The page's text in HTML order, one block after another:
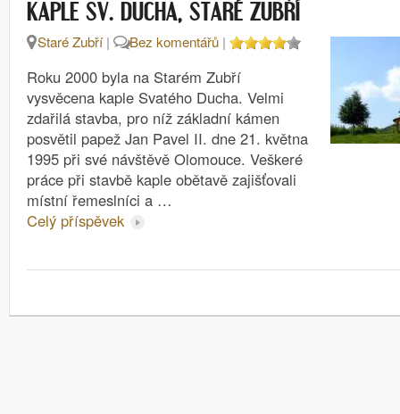
KAPLE SV. DUCHA, STARÉ ZUBŘÍ
Staré Zubří| Bez komentářů |
Roku 2000 byla na Starém Zubří
vysvěcena kaple Svatého Ducha. Velmi
zdařilá stavba, pro níž základní kámen
posvětil papež Jan Pavel II. dne 21. května
1995 při své návštěvě Olomouce. Veškeré
práce při stavbě kaple obětavě zajišťovali
místní řemeslníci a …
Celý příspěvek